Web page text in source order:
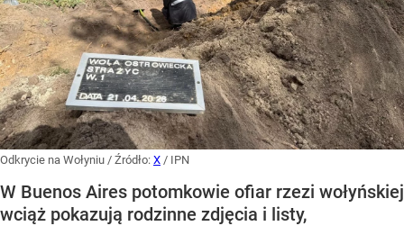
Odkrycie na Wołyniu / Źródło: X / IPN
W Buenos Aires potomkowie ofiar rzezi wołyńskiej
wciąż pokazują rodzinne zdjęcia i listy,